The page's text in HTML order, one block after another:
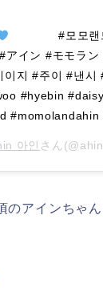
⠀ ⠀ ⠀⠀ #모모랜
アイン #モモラン
이지 #주이 #낸
#hyebin
아인 さん
のアインちゃ